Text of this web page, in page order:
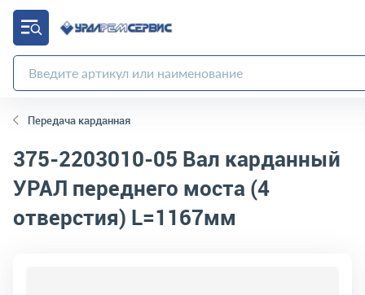
Передача карданная
375-2203010-05 Вал карданный
УРАЛ переднего моста (4
отверстия) L=1167мм